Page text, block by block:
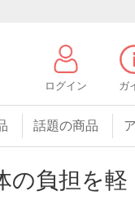
ログイン ガ
話題の商品
の負担を軽